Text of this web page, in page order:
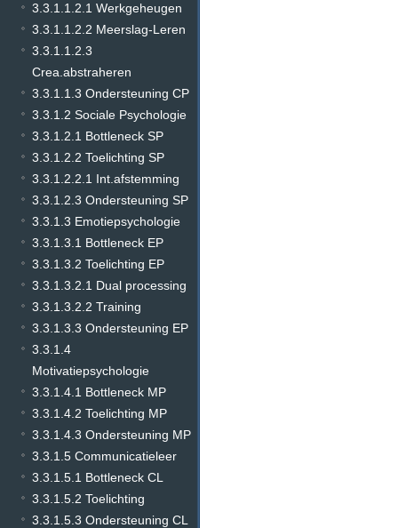
3.3.1.1.2.1 Werkgeheugen
3.3.1.1.2.2 Meerslag-Leren
3.3.1.1.2.3
Crea.abstraheren
3.3.1.1.3 Ondersteuning CP
3.3.1.2 Sociale Psychologie
3.3.1.2.1 Bottleneck SP
3.3.1.2.2 Toelichting SP
3.3.1.2.2.1 Int.afstemming
3.3.1.2.3 Ondersteuning SP
3.3.1.3 Emotiepsychologie
3.3.1.3.1 Bottleneck EP
3.3.1.3.2 Toelichting EP
3.3.1.3.2.1 Dual processing
3.3.1.3.2.2 Training
3.3.1.3.3 Ondersteuning EP
3.3.1.4
Motivatiepsychologie
3.3.1.4.1 Bottleneck MP
3.3.1.4.2 Toelichting MP
3.3.1.4.3 Ondersteuning MP
3.3.1.5 Communicatieleer
3.3.1.5.1 Bottleneck CL
3.3.1.5.2 Toelichting
3.3.1.5.3 Ondersteuning CL